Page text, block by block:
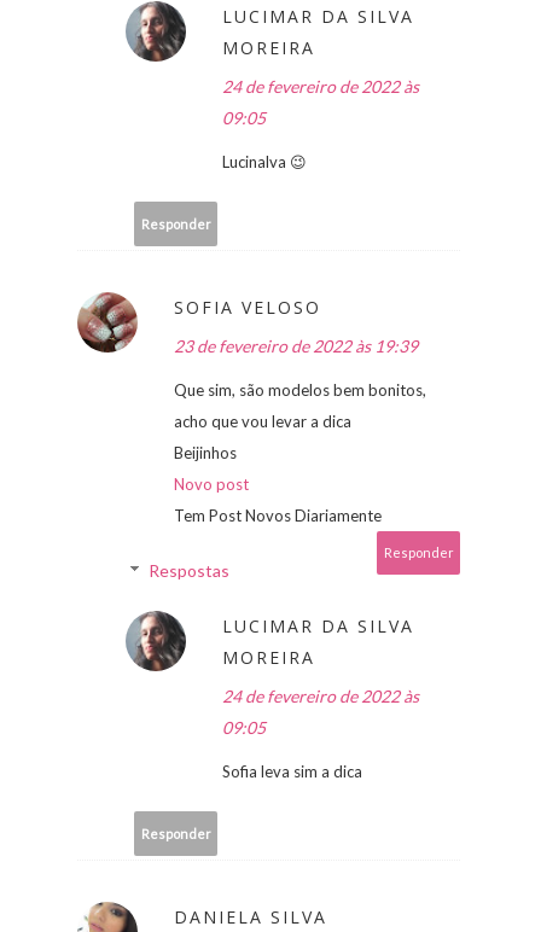
LUCIMAR DA SILVA
MOREIRA
24 de fevereiro de 2022 às
09:05
Lucinalva 😉
Responder
SOFIA VELOSO
23 de fevereiro de 2022 às 19:39
Que sim, são modelos bem bonitos,
acho que vou levar a dica
Beijinhos
Novo post
Tem Post Novos Diariamente
Responder
Respostas
LUCIMAR DA SILVA
MOREIRA
24 de fevereiro de 2022 às
09:05
Sofia leva sim a dica
Responder
DANIELA SILVA